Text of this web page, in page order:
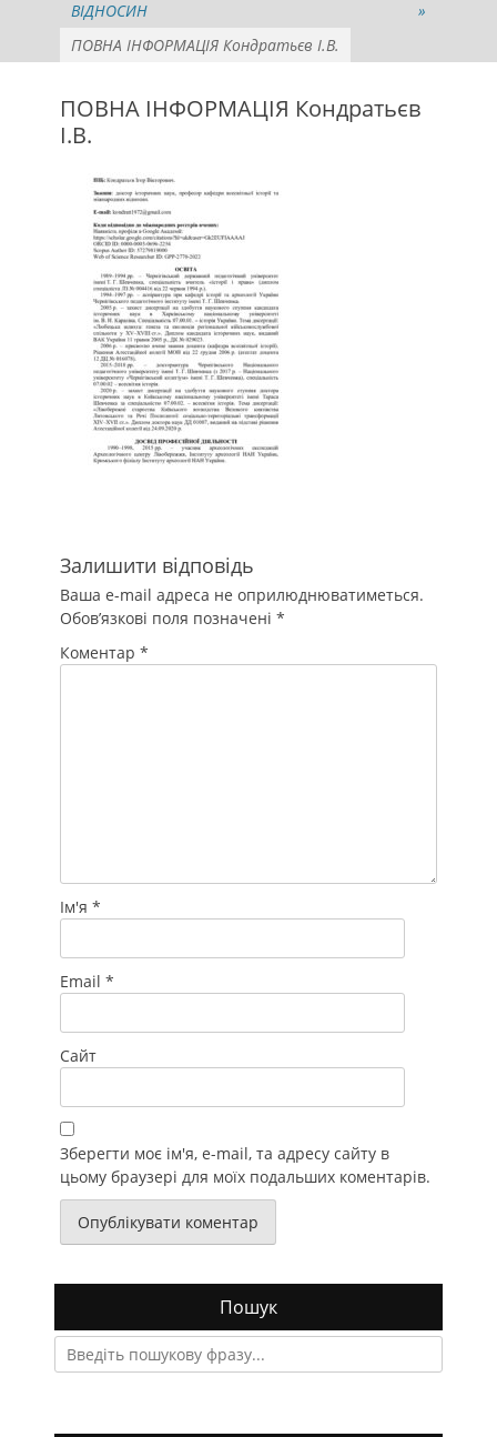
ВІДНОСИН
»
ПОВНА ІНФОРМАЦІЯ Кондратьєв І.В.
ПОВНА ІНФОРМАЦІЯ Кондратьєв
І.В.
Залишити відповідь
Ваша e-mail адреса не оприлюднюватиметься.
Обов’язкові поля позначені *
Коментар *
Ім'я *
Email *
Сайт
Зберегти моє ім'я, e-mail, та адресу сайту в
цьому браузері для моїх подальших коментарів.
Пошук
Search
for: